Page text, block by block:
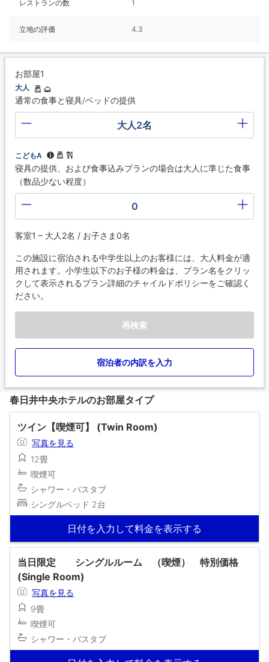
レストランの数 1
立地の評価 4.3
お部屋1
大人
通常の食事と寝具/ベッドの提供
大人2名
こどもA
寝具の提供、および食事込みプランの場合は大人に準じた食事
（数品少ない程度）
0
客室1 – 大人2名 / お子さま0名
この施設に宿泊される中学生以上のお客様には、大人料金が適
用されます。小学生以下のお子様の料金は、プラン名をクリッ
クして表示されるプラン詳細のチャイルドポリシーをご確認く
ださい。
再検索
宿泊者の内訳を入力
春日井中央ホテルのお部屋タイプ
ツイン【喫煙可】 (Twin Room)
写真を見る
12畳
喫煙可
シャワー・バスタブ
シングルベッド 2台
日付を入力して料金を表示する
当日限定 シングルルーム （喫煙） 特別価格
(Single Room)
写真を見る
9畳
喫煙可
シャワー・バスタブ